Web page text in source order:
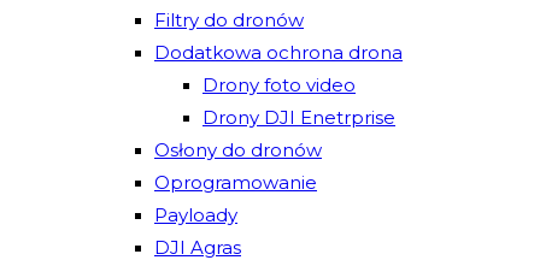
Filtry do dronów
Dodatkowa ochrona drona
Drony foto video
Drony DJI Enetrprise
Osłony do dronów
Oprogramowanie
Payloady
DJI Agras